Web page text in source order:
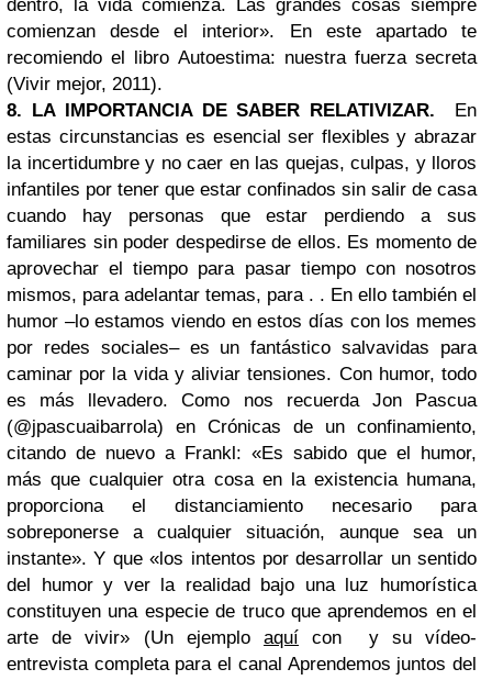
dentro, la vida comienza. Las grandes cosas siempre
comienzan desde el interior». En este apartado te
recomiendo el libro Autoestima: nuestra fuerza secreta
(Vivir mejor, 2011).
8. LA IMPORTANCIA DE SABER RELATIVIZAR. En
estas circunstancias es esencial ser flexibles y abrazar
la incertidumbre y no caer en las quejas, culpas, y lloros
infantiles por tener que estar confinados sin salir de casa
cuando hay personas que estar perdiendo a sus
familiares sin poder despedirse de ellos. Es momento de
aprovechar el tiempo para pasar tiempo con nosotros
mismos, para adelantar temas, para . . En ello también el
humor –lo estamos viendo en estos días con los memes
por redes sociales– es un fantástico salvavidas para
caminar por la vida y aliviar tensiones. Con humor, todo
es más llevadero. Como nos recuerda Jon Pascua
(@jpascuaibarrola) en Crónicas de un confinamiento,
citando de nuevo a Frankl: «Es sabido que el humor,
más que cualquier otra cosa en la existencia humana,
proporciona el distanciamiento necesario para
sobreponerse a cualquier situación, aunque sea un
instante». Y que «los intentos por desarrollar un sentido
del humor y ver la realidad bajo una luz humorística
constituyen una especie de truco que aprendemos en el
arte de vivir» (Un ejemplo aquí con y su vídeo-
entrevista completa para el canal Aprendemos juntos del